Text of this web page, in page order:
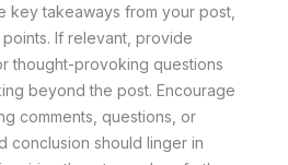
key takeaways from your post,
If relevant, provide
thought-provoking questions
beyond the post. Encourage
comments, questions, or
conclusion should linger in